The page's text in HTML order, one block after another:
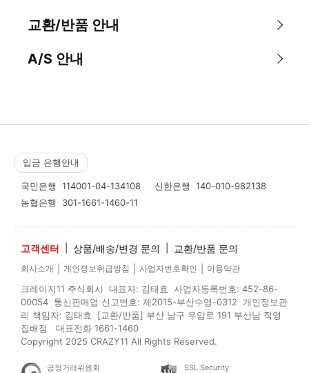
교환/반품 안내
A/S 안내
입금 은행안내
국민은행 114001-04-134108 신한은행 140-010-982138
농협은행 301-1661-1460-11
고객센터 상품/배송/변경 문의 교환/반품 문의
회사소개 개인정보취급방침 사업자번호확인 이용약관
크레이지11 주식회사 대표자: 김태효 사업자등록번호: 452-86-
00054 통신판매업 신고번호: 제2015-부산수영-0312 개인정보관
리 책임자: 김태효 [교환/반품] 부산 남구 우암로 191 부산남 직영
집배점 대표전화 1661-1460
Copyright 2025 CRAZY11 All Rights Reserved.
공정거래위원회
SSL Security